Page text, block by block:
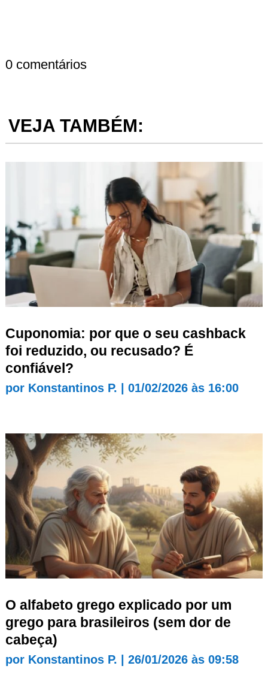
0 comentários
VEJA TAMBÉM:
Cuponomia: por que o seu cashback
foi reduzido, ou recusado? É
confiável?
por Konstantinos P. 01/02/2026 às 16:00
O alfabeto grego explicado por um
grego para brasileiros (sem dor de
cabeça)
por Konstantinos P. 26/01/2026 às 09:58